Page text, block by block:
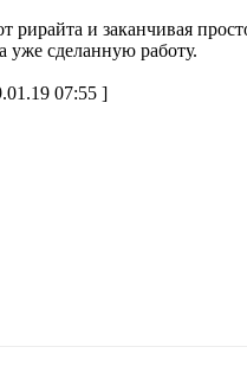
рирайта и заканчивая
уже сделанную работу.
07:55 ]